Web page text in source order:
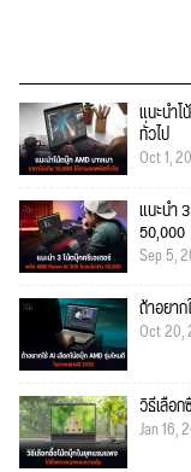
แนะนำโ
ทั่วไป
Oct 1,
แนะนำ
50,000
Sep 5,
ถ้าอยา
Oct 20,
วิธีเลือ
Jan 16,